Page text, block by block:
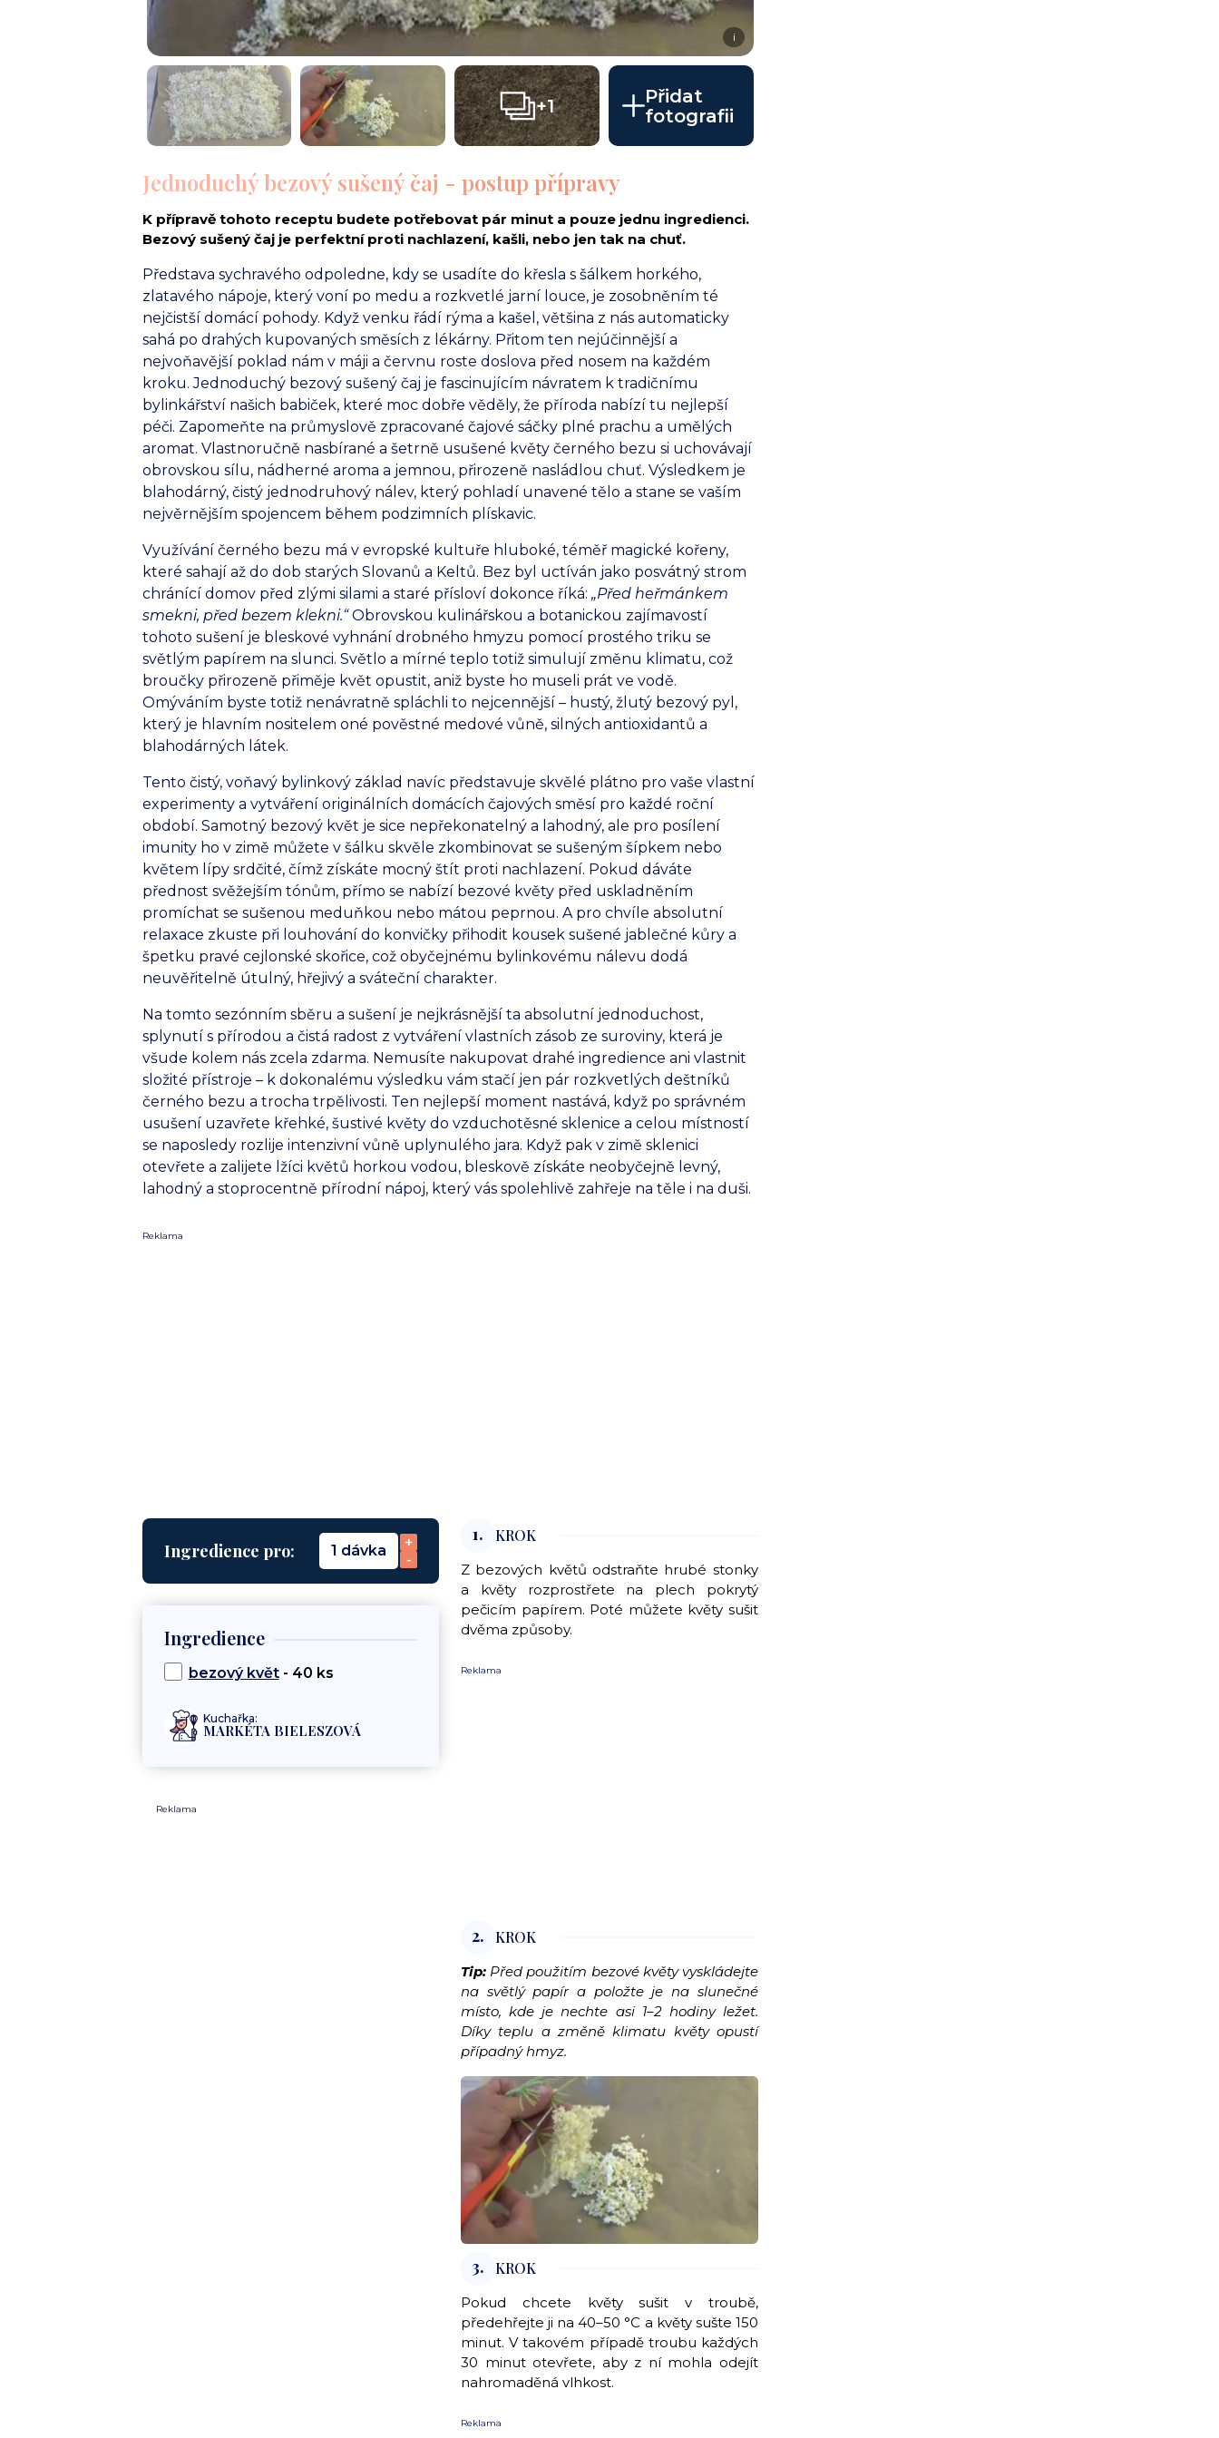
i
+1
Přidat
fotografii
Jednoduchý bezový sušený čaj - postup přípravy
K přípravě tohoto receptu budete potřebovat pár minut a pouze jednu ingredienci.
Bezový sušený čaj je perfektní proti nachlazení, kašli, nebo jen tak na chuť.
Představa sychravého odpoledne, kdy se usadíte do křesla s šálkem horkého,
zlatavého nápoje, který voní po medu a rozkvetlé jarní louce, je zosobněním té
nejčistší domácí pohody. Když venku řádí rýma a kašel, většina z nás automaticky
sahá po drahých kupovaných směsích z lékárny. Přitom ten nejúčinnější a
nejvoňavější poklad nám v máji a červnu roste doslova před nosem na každém
kroku. Jednoduchý bezový sušený čaj je fascinujícím návratem k tradičnímu
bylinkářství našich babiček, které moc dobře věděly, že příroda nabízí tu nejlepší
péči. Zapomeňte na průmyslově zpracované čajové sáčky plné prachu a umělých
aromat. Vlastnoručně nasbírané a šetrně usušené květy černého bezu si uchovávají
obrovskou sílu, nádherné aroma a jemnou, přirozeně nasládlou chuť. Výsledkem je
blahodárný, čistý jednodruhový nálev, který pohladí unavené tělo a stane se vaším
nejvěrnějším spojencem během podzimních plískavic.
Využívání černého bezu má v evropské kultuře hluboké, téměř magické kořeny,
které sahají až do dob starých Slovanů a Keltů. Bez byl uctíván jako posvátný strom
chránící domov před zlými silami a staré přísloví dokonce říká: „Před heřmánkem
smekni, před bezem klekni.“Obrovskou kulinářskou a botanickou zajímavostí
tohoto sušení je bleskové vyhnání drobného hmyzu pomocí prostého triku se
světlým papírem na slunci. Světlo a mírné teplo totiž simulují změnu klimatu, což
broučky přirozeně přiměje květ opustit, aniž byste ho museli prát ve vodě.
Omýváním byste totiž nenávratně spláchli to nejcennější – hustý, žlutý bezový pyl,
který je hlavním nositelem oné pověstné medové vůně, silných antioxidantů a
blahodárných látek.
Tento čistý, voňavý bylinkový základ navíc představuje skvělé plátno pro vaše vlastní
experimenty a vytváření originálních domácích čajových směsí pro každé roční
období. Samotný bezový květ je sice nepřekonatelný a lahodný, ale pro posílení
imunity ho v zimě můžete v šálku skvěle zkombinovat se sušeným šípkem nebo
květem lípy srdčité, čímž získáte mocný štít proti nachlazení. Pokud dáváte
přednost svěžejším tónům, přímo se nabízí bezové květy před uskladněním
promíchat se sušenou meduňkou nebo mátou peprnou. A pro chvíle absolutní
relaxace zkuste při louhování do konvičky přihodit kousek sušené jablečné kůry a
špetku pravé cejlonské skořice, což obyčejnému bylinkovému nálevu dodá
neuvěřitelně útulný, hřejivý a sváteční charakter.
Na tomto sezónním sběru a sušení je nejkrásnější ta absolutní jednoduchost,
splynutí s přírodou a čistá radost z vytváření vlastních zásob ze suroviny, která je
všude kolem nás zcela zdarma. Nemusíte nakupovat drahé ingredience ani vlastnit
složité přístroje – k dokonalému výsledku vám stačí jen pár rozkvetlých deštníků
černého bezu a trocha trpělivosti. Ten nejlepší moment nastává, když po správném
usušení uzavřete křehké, šustivé květy do vzduchotěsné sklenice a celou místností
se naposledy rozlije intenzivní vůně uplynulého jara. Když pak v zimě sklenici
otevřete a zalijete lžíci květů horkou vodou, bleskově získáte neobyčejně levný,
lahodný a stoprocentně přírodní nápoj, který vás spolehlivě zahřeje na těle i na duši.
Reklama
Ingredience pro: 1 dávka
+
-
Ingredience
bezový květ- 40 ks
Kuchařka:
MARKÉTA BIELESZOVÁ
Reklama
1. KROK
Z bezových květů odstraňte hrubé stonky
a květy rozprostřete na plech pokrytý
pečicím papírem. Poté můžete květy sušit
dvěma způsoby.
Reklama
2. KROK
Tip: Před použitím bezové květy vyskládejte
na světlý papír a položte je na slunečné
místo, kde je nechte asi 1–2 hodiny ležet.
Díky teplu a změně klimatu květy opustí
případný hmyz.
3. KROK
Pokud chcete květy sušit v troubě,
předehřejte ji na 40–50 °C a květy sušte 150
minut. V takovém případě troubu každých
30 minut otevřete, aby z ní mohla odejít
nahromaděná vlhkost.
Reklama